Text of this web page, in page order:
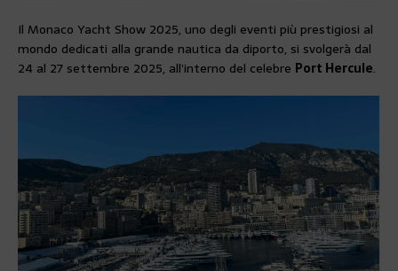
Il Monaco Yacht Show 2025, uno degli eventi più prestigiosi al
mondo dedicati alla grande nautica da diporto, si svolgerà dal
24 al 27 settembre 2025, all’interno del celebre Port Hercule.